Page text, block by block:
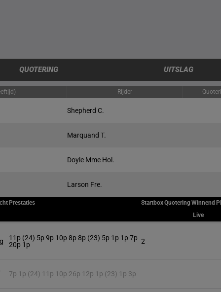
QUOTERING UITSLAG
Rijder
Shepherd C.
Marquand T.
Doyle Mme Hol.
Larson Fre.
Prestaties StartboxQuoteringWinnend
Live
11p (24) 5p 9p 10p 8p 8p (23) 5p 1p 1p 7p
20p 1p
2
7p 1p (24) 11p 10p 26p 12p 1p (23) 1p 3p